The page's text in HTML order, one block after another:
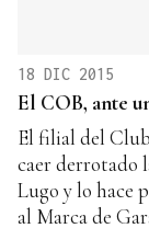
18 DIC 2015
El COB, ante
El filial del
caer derrotado
Lugo y lo hace
al Marca de